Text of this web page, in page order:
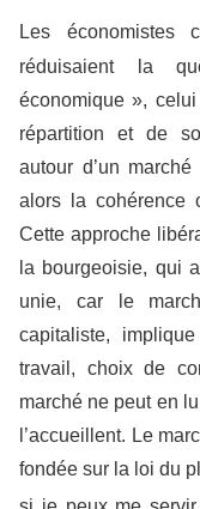
Les économistes
réduisaient la
économique »,
répartition et de
autour d’un
alors la cohérence
Cette approche
la bourgeoisie, qui
unie, car le
capitaliste,
travail, choix de
marché ne peut en
l’accueillent. Le
fondée sur la loi du